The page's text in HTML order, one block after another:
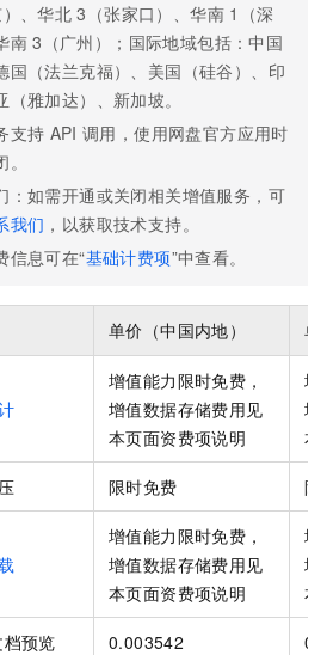
、华北 3（张家口）、华南 1（深
南 3（广州）；国际地域包括：中国
国（法兰克福）、美国（硅谷）、印
（雅加达）、新加坡。
支持 API 调用，使用网盘官方应用时
：如需开通或关闭相关增值服务，可
我们 ，以获取技术支持。
信息可在“基础计费项”中查看。
单价（中国内地） 单
增值能力限时免费，
增值数据存储费用见
本页面资费项说明
增
增
本
限时免费 限
增值能力限时免费，
增值数据存储费用见
本页面资费项说明
增
增
本
预览 0.003542